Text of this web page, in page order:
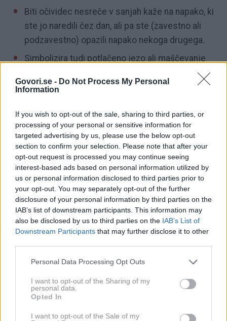
Govori.se - Do Not Process My Personal
Information
If you wish to opt-out of the sale, sharing to third parties, or
processing of your personal or sensitive information for
targeted advertising by us, please use the below opt-out
section to confirm your selection. Please note that after your
opt-out request is processed you may continue seeing
interest-based ads based on personal information utilized by
us or personal information disclosed to third parties prior to
your opt-out. You may separately opt-out of the further
disclosure of your personal information by third parties on the
IAB’s list of downstream participants. This information may
also be disclosed by us to third parties on the IAB’s List of
Downstream Participants that may further disclose it to other
Personal Data Processing Opt Outs
I want to opt-out of the Sharing of my
personal data.
Opted In
I want to opt-out of the Sale of my
Biti očividec nesreče v sanjah kaže na napako, ki
ste jo naredili čez dan, ali pa ste (zavestno ali
podzavestno) opazili napako nekoga drugega.
Simbolizira tudi potlačeno jezo ali maščevanje
Doživeti avtomobilsko nesrečo
Preveč se ženete, pritisnite na zavoro in
obrzdajte svojo vnemo.
Nesreča lahko predstavlja vašo brezbrižnost in
nemarnost na enem od vaših življenjskih
področij.
Sedeti na zadnjem sedežu
Ko med nesrečo sedite na zadnjem sedežu, je to
napoved, da se bo nekdo (ali nekaj) iz preteklosti vrnil